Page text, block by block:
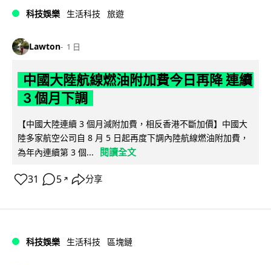
科技娛樂 生活科技 旅遊
Lawton 1 日
中國大陸航線燃油附加費今日再降 連續
3 個月下調
【中國大陸連續 3 個月減附加費，相反香港不斷加價】中國大
陸多家航空公司自 8 月 5 日起再度下調內陸航線燃油附加費，
為年內連續第 3 個...
閱讀全文
31 5 ↗ 分享
科技娛樂 生活科技 區塊鏈